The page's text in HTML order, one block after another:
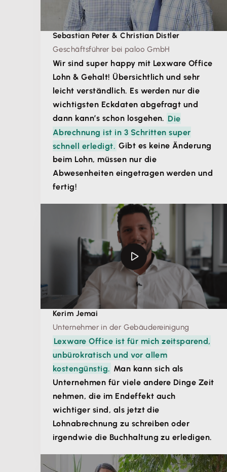
Sebastian Peter & Christian Distler
Geschäftsführer bei paloo GmbH
Wir sind super happy mit Lexware Office
Lohn & Gehalt! Übersichtlich und sehr
leicht verständlich. Es werden nur die
wichtigsten Eckdaten abgefragt und
dann kann’s schon losgehen. Die
Abrechnung ist in 3 Schritten super
schnell erledigt. Gibt es keine Änderung
beim Lohn, müssen nur die
Abwesenheiten eingetragen werden und
fertig!
Kerim Jemai
Unternehmer in der Gebäudereinigung
Lexware Office ist für mich zeitsparend,
unbürokratisch und vor allem
kostengünstig. Man kann sich als
Unternehmen für viele andere Dinge Zeit
nehmen, die im Endeffekt auch
wichtiger sind, als jetzt die
Lohnabrechnung zu schreiben oder
irgendwie die Buchhaltung zu erledigen.